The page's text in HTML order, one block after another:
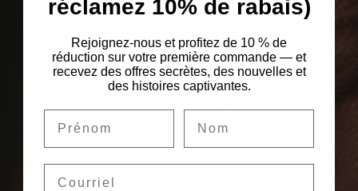
réclamez 10% de rabais)
Rejoignez-nous et profitez de 10 % de
réduction sur votre première commande — et
recevez des offres secrètes, des nouvelles et
des histoires captivantes.